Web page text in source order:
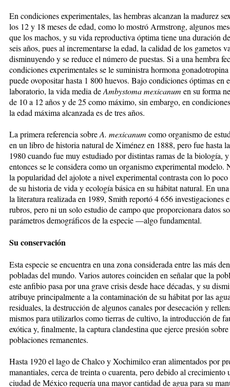
En condiciones experimentales, las hembras alcanzan la madurez
los 12 y 18 meses de edad, como lo mostró Armstrong, algunos
que los machos, y su vida reproductiva óptima tiene una duración
seis años, pues al incrementarse la edad, la calidad de los gametos
disminuyendo y se reduce el número de puestas. Si a una hembra
condiciones experimentales se le suministra hormona
puede ovopositar hasta 1 800 huevos. Bajo condiciones óptimas en
laboratorio, la vida media deAmbystoma mexicanum en su forma
de 10 a 12 años y de 25 como máximo, sin embargo, en
la edad máxima alcanzada es de tres años.
La primera referencia sobreA. mexicanum como organismo de
en un libro de historia natural de Ximénez en 1888, pero fue hasta
1980 cuando fue muy estudiado por distintas ramas de la biología,
entonces se le considera como un organismo experimental modelo.
la popularidad del ajolote a nivel experimental contrasta con lo poco
de su historia de vida y ecología básica en su hábitat natural. En
la literatura realizada en 1989, Smith reportó 4 656 investigaciones
rubros, pero ni un solo estudio de campo que proporcionara datos
parámetros demográficos de la especie —algo fundamental.
Su conservación
Esta especie se encuentra en una zona considerada entre las más
pobladas del mundo. Varios autores coinciden en señalar que la
este anfibio pasa por una grave crisis desde hace décadas, y su
atribuye principalmente a la contaminación de su hábitat por las
residuales, la destrucción de algunos canales por desecación y
mismos para utilizarlos como tierras de cultivo, la introducción de
exótica y, finalmente, la captura clandestina que ejerce presión
poblaciones remanentes.
Hasta 1920 el lago de Chalco y Xochimilco eran alimentados por
manantiales, cerca de treinta o cuarenta, pero debido al crecimiento
ciudad de México requería una mayor cantidad de agua para su